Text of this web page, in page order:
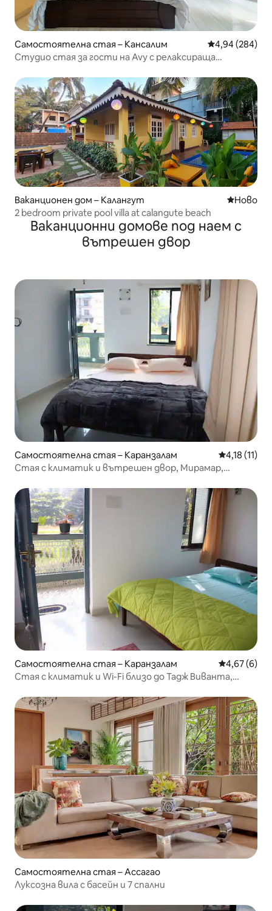
Самостоятелна стая – Кансалим Средна
4,94 (284)
Студио стая за гости на Avy с релаксираща
Ваканционен дом – Калангут Ново
Ново
2 bedroom private pool villa at calangute beach
Ваканционни домове под наем с
вътрешен двор
Самостоятелна стая – Каранзалам Средна
4,18 (11)
Стая с климатик и вътрешен двор, Мирамар,
Самостоятелна стая – Каранзалам Средна
4,67 (6)
Стая с климатик и Wi-Fi близо до Тадж Виванта,
Самостоятелна стая – Ассагао
Луксозна вила с басейн и 7 спални